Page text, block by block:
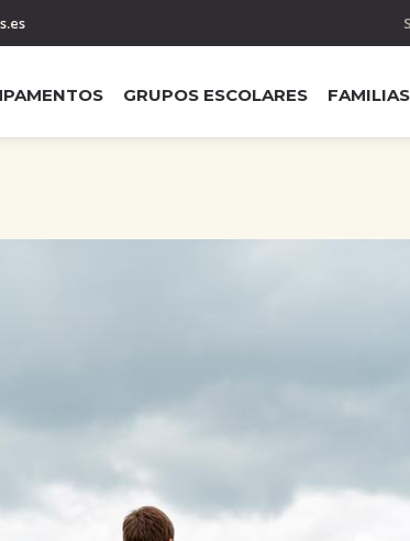
GRUPOS ESCOLARES FAMILIAS